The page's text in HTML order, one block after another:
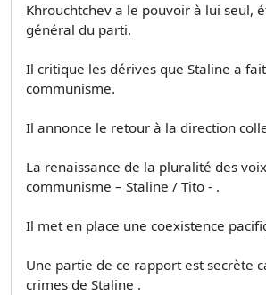
Khrouchtchev a le pouvoir à lui seul,
général du parti.
Il critique les dérives que Staline a
communisme.
Il annonce le retour à la direction
La renaissance de la pluralité des
communisme – Staline / Tito - .
Il met en place une coexistence
Une partie de ce rapport est secrète
crimes de Staline .